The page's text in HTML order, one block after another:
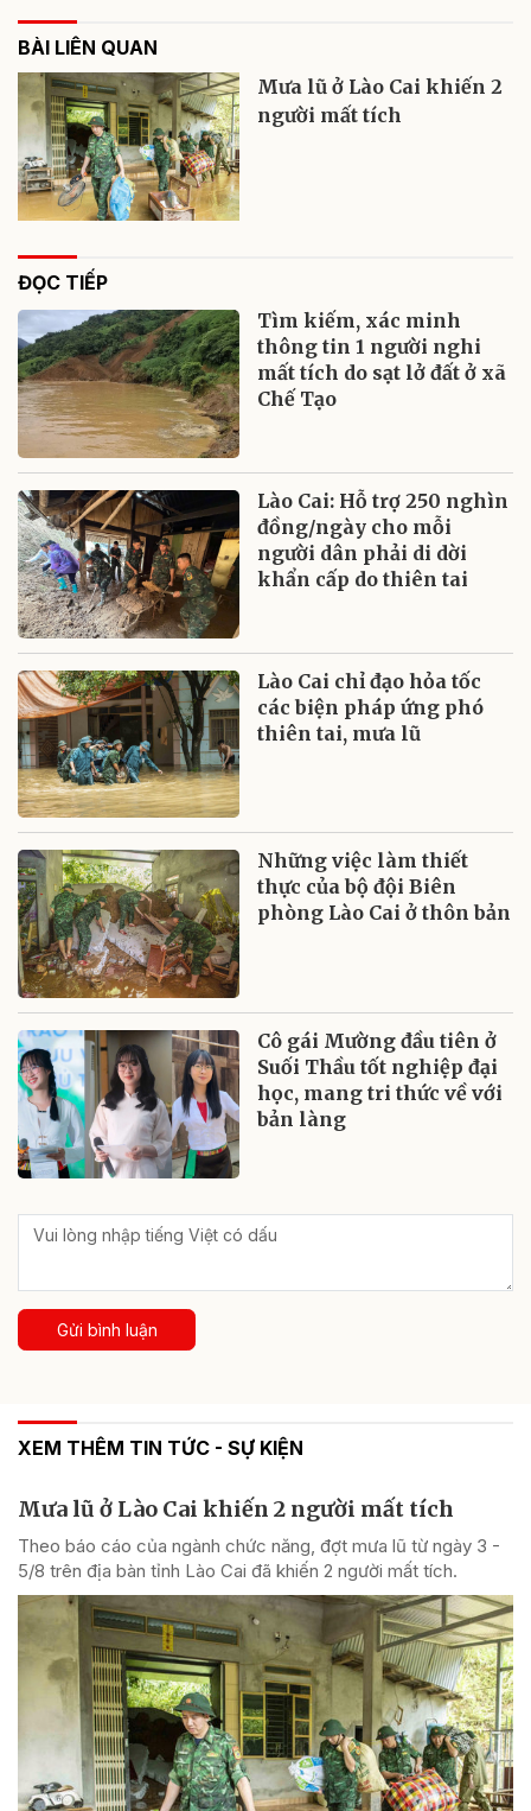
BÀI LIÊN QUAN
Mưa lũ ở Lào Cai khiến 2
người mất tích
ĐỌC TIẾP
Tìm kiếm, xác minh
thông tin 1 người nghi
mất tích do sạt lở đất ở xã
Chế Tạo
Lào Cai: Hỗ trợ 250 nghìn
đồng/ngày cho mỗi
người dân phải di dời
khẩn cấp do thiên tai
Lào Cai chỉ đạo hỏa tốc
các biện pháp ứng phó
thiên tai, mưa lũ
Những việc làm thiết
thực của bộ đội Biên
phòng Lào Cai ở thôn bản
Cô gái Mường đầu tiên ở
Suối Thầu tốt nghiệp đại
học, mang tri thức về với
bản làng
Gửi bình luận
XEM THÊM TIN TỨC - SỰ KIỆN
Mưa lũ ở Lào Cai khiến 2 người mất tích
Theo báo cáo của ngành chức năng, đợt mưa lũ từ ngày 3 -
5/8 trên địa bàn tỉnh Lào Cai đã khiến 2 người mất tích.